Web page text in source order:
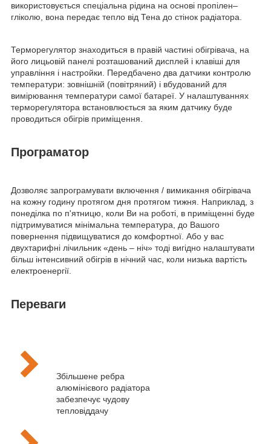
використовується спеціальна рідина на основі пропілен–
гліколю, вона передає тепло від Тена до стінок радіатора.
Терморегулятор знаходиться в правій частині обігрівача, на
його лицьовій панелі розташований дисплей і клавіші для
управління і настройки. Передбачено два датчики контролю
температури: зовнішній (повітряний) і вбудований для
вимірювання температури самої батареї. У налаштуваннях
терморегулятора встановлюється за яким датчику буде
проводиться обігрів приміщення.
Програматор
Дозволяє запрограмувати включення / вимикання обігрівача
на кожну годину протягом дня протягом тижня. Наприклад, з
понеділка по п'ятницю, коли Ви на роботі, в приміщенні буде
підтримуватися мінімальна температура, до Вашого
повернення підвищуватися до комфортної. Або у вас
двухтарифні лічильник «день – ніч» тоді вигідно налаштувати
більш інтенсивний обігрів в нічний час, коли низька вартість
електроенергії.
Переваги
Збільшене ребра
алюмінієвого радіатора
забезпечує чудову
тепловіддачу